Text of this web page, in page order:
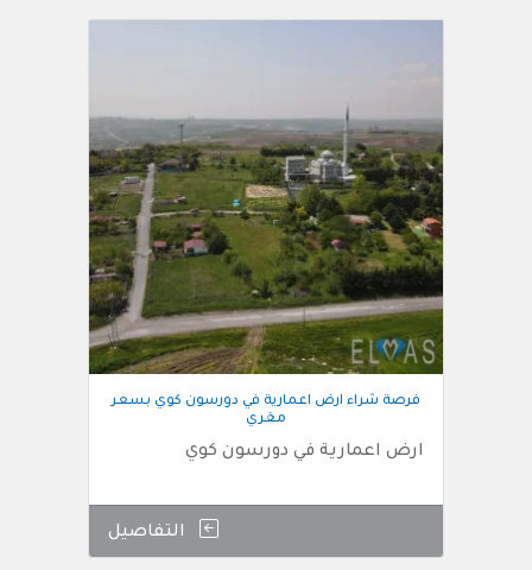
فرصة شراء ارض اعمارية في دورسون كوي بسعر
مغري
ارض اعمارية في دورسون كوي
التفاصيل